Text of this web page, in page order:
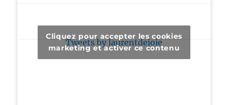
Tweets by laurentdejoie
Cliquez pour accepter les cookies
marketing et activer ce contenu